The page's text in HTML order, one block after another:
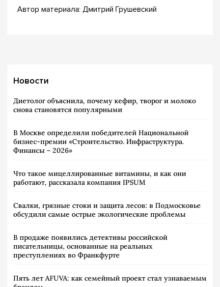
Автор материала: Дмитрий Грушевский
Новости
Диетолог объяснила, почему кефир, творог и молоко
снова становятся популярными
В Москве определили победителей Национальной
бизнес-премии «Строительство. Инфраструктура.
Финансы – 2026»
Что такое мицеллированные витамины, и как они
работают, рассказала компания IPSUM
Свалки, грязные стоки и защита лесов: в Подмосковье
обсудили самые острые экологические проблемы
В продаже появились детективы российской
писательницы, основанные на реальных
преступлениях во Франкфурте
Пять лет AFUVA: как семейный проект стал узнаваемым